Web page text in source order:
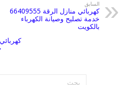
السابق
كهربائي منازل الرقة 66409555
خدمة تصليح وصيانة الكهرباء
بالكويت